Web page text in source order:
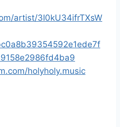
artist/3I0kU34ifrTXsW
holyholy.music